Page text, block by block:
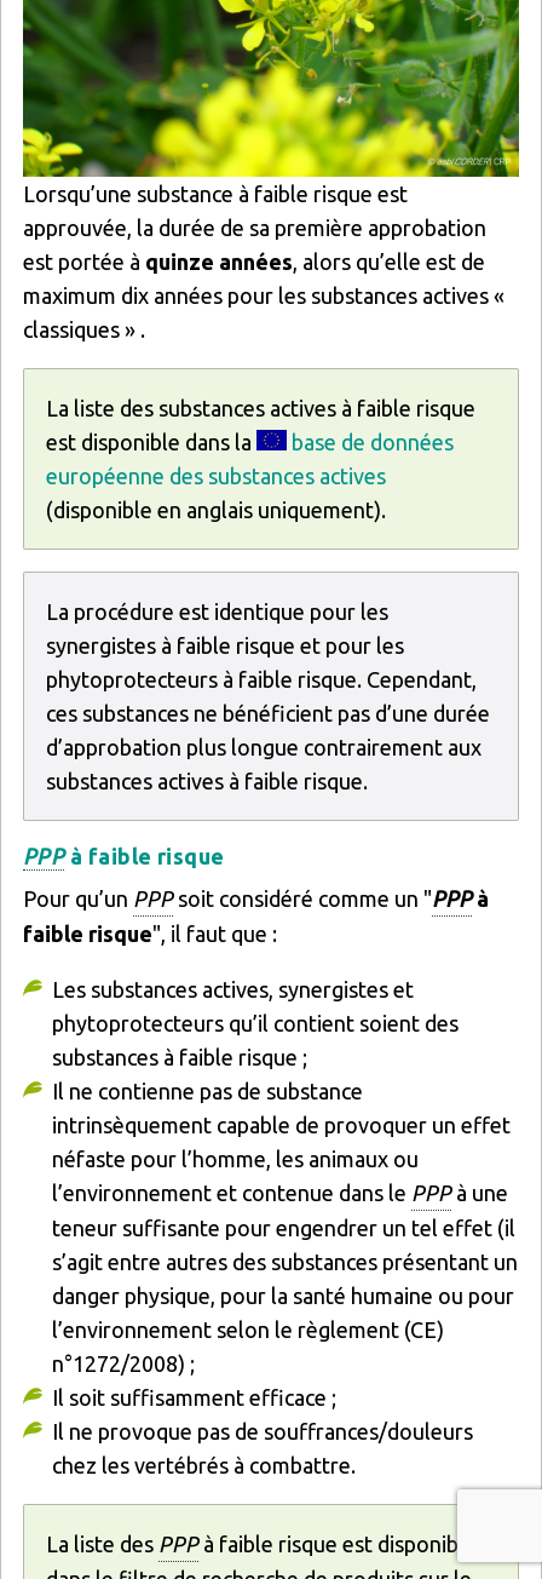
Lorsqu’une substance à faible risque est
approuvée, la durée de sa première approbation
est portée à quinze années , alors qu’elle est de
maximum dix années pour les substances actives «
classiques » .
La liste des substances actives à faible risque
est disponible dans la
base de données
européenne des substances actives
(disponible en anglais uniquement).
La procédure est identique pour les
synergistes à faible risque et pour les
phytoprotecteurs à faible risque. Cependant,
ces substances ne bénéficient pas d’une durée
d’approbation plus longue contrairement aux
substances actives à faible risque.
PPPà faible risque
Pour qu’un PPPsoit considéré comme un "PPPà
faible risque", il faut que :
Les substances actives, synergistes et
phytoprotecteurs qu’il contient soient des
substances à faible risque ;
Il ne contienne pas de substance
intrinsèquement capable de provoquer un effet
néfaste pour l’homme, les animaux ou
l’environnement et contenue dans le PPPà une
teneur suffisante pour engendrer un tel effet (il
s’agit entre autres des substances présentant un
danger physique, pour la santé humaine ou pour
l’environnement selon le règlement (CE)
n°1272/2008) ;
Il soit suffisamment efficace ;
Il ne provoque pas de souffrances/douleurs
chez les vertébrés à combattre.
La liste des PPPà faible risque est disponible